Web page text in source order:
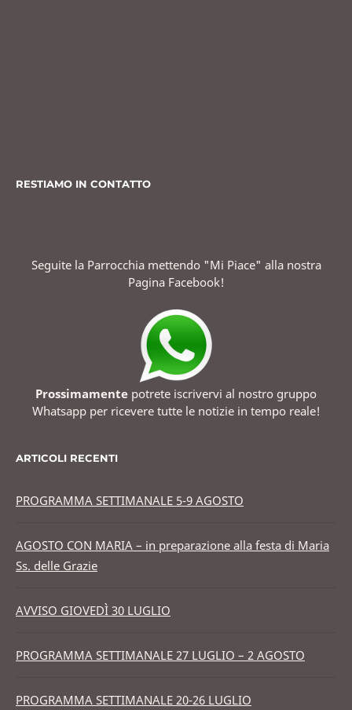
RESTIAMO IN CONTATTO
Seguite la Parrocchia mettendo "Mi Piace" alla nostra
Pagina Facebook!
Prossimamente potrete iscrivervi al nostro gruppo
Whatsapp per ricevere tutte le notizie in tempo reale!
ARTICOLI RECENTI
PROGRAMMA SETTIMANALE 5-9 AGOSTO
AGOSTO CON MARIA – in preparazione alla festa di Maria
Ss. delle Grazie
AVVISO GIOVEDÌ 30 LUGLIO
PROGRAMMA SETTIMANALE 27 LUGLIO – 2 AGOSTO
PROGRAMMA SETTIMANALE 20-26 LUGLIO